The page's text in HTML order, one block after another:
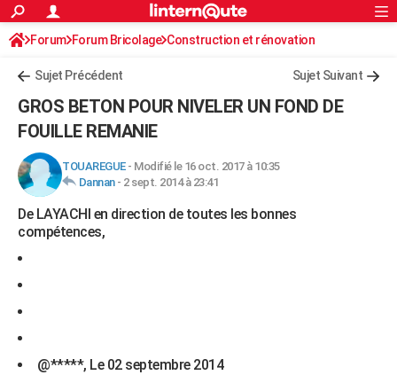
ACTUALITÉS
Politique
Société
Faits Divers
Education
Monde
Villes
+
Programme TV
TNTStreaming
Cinéma
Sorties cinéma
Musique
+FINANCE
Retraite
Impôts
Epargne
Immobilier
Risques naturels par ville
Banque
Assurance
Crédit
AUTO
Essais
Réserver un essai
Citadines
Berlines
SUV
Forum auto
HIGH-TECH
Mobiles
Meilleur smartphone
Internet
Ordinateurs
Jeux vidéo
Guide high-tech
+BRICOLAGE
LIFESTYLE
Art de vivre
Bien-être
Loisirs
Mode
Modes de vie
Rechercher
S'inscrire
Connexion
Forum Forum Bricolage Construction et rénovation
Sujet Précédent Sujet Suivant
GROS BETON POUR NIVELER UN FOND DE
FOUILLE REMANIE
TOUAREGUE- Modifié le 16 oct. 2017 à 10:35
Dannan- 2 sept. 2014 à 23:41
De LAYACHI en direction de toutes les bonnes
compétences,
@*****, Le 02 septembre 2014